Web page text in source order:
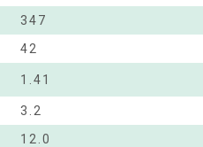
347
42
1.41
3.2
12.0